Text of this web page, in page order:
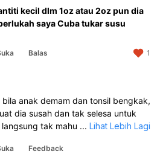
kecil dlm 1oz atau 2oz pun dia
saya Cuba tukar susu
Balas 1
bila anak demam dan tonsil bengkak,
dia susah dan tak selesa untuk
tak mahu minum susu, itu
tetapi kerap, dalam kuantiti kecil
... Lihat Lebih Lagi
Feedback